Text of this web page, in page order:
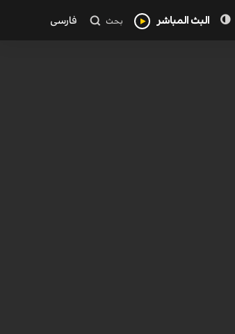
البث المباشر بحث فارسی